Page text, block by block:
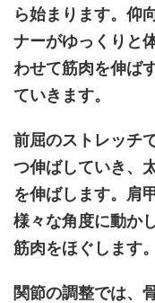
ら始まります。仰
ナーがゆっくりと
わせて筋肉を伸ば
ていきます。
前屈のストレッチ
つ伸ばしていき、
を伸ばします。肩
様々な角度に動か
筋肉をほぐします。
関節の調整では、